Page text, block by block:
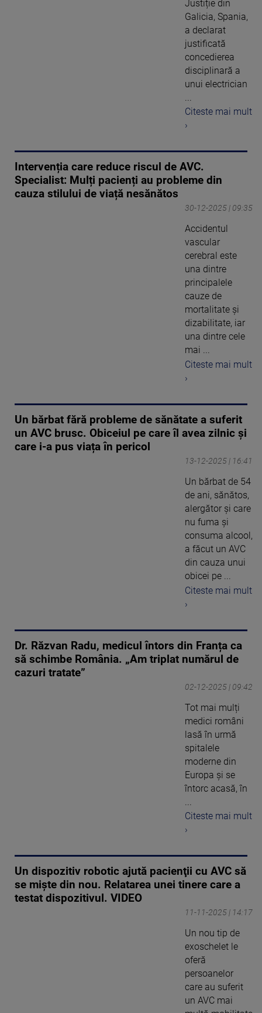
Justiție din
Galicia, Spania,
a declarat
justificată
concedierea
disciplinară a
unui electrician
Citeste mai mult
›
Intervenția care reduce riscul de AVC.
Specialist: Mulți pacienți au probleme din
cauza stilului de viață nesănătos
30-12-2025 | 09:35
Accidentul
vascular
cerebral este
una dintre
principalele
cauze de
mortalitate și
dizabilitate, iar
una dintre cele
mai ...
Citeste mai mult
›
Un bărbat fără probleme de sănătate a suferit
un AVC brusc. Obiceiul pe care îl avea zilnic și
care i-a pus viața în pericol
13-12-2025 | 16:41
Un bărbat de 54
de ani, sănătos,
alergător și care
nu fuma și
consuma alcool,
a făcut un AVC
din cauza unui
obicei pe ...
Citeste mai mult
›
Dr. Răzvan Radu, medicul întors din Franța ca
să schimbe România. „Am triplat numărul de
cazuri tratate”
02-12-2025 | 09:42
Tot mai mulți
medici români
lasă în urmă
spitalele
moderne din
Europa și se
întorc acasă, în
Citeste mai mult
›
Un dispozitiv robotic ajută pacienţii cu AVC să
se mişte din nou. Relatarea unei tinere care a
testat dispozitivul. VIDEO
11-11-2025 | 14:17
Un nou tip de
exoschelet le
oferă
persoanelor
care au suferit
un AVC mai